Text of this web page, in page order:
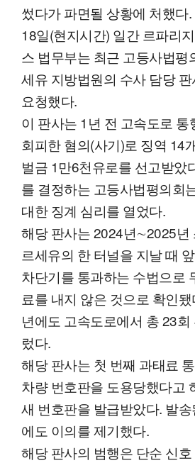
썼다가 파면될 상황에 처했다.
18일(현지시간) 일간 르파리
스 법무부는 최근 고등사법평
세유 지방법원의 수사 담당
요청했다.
이 판사는 1년 전 고속도로 통
회피한 혐의(사기)로 징역 14
벌금 1만6천유로를 선고받았
를 결정하는 고등사법평의회
대한 징계 심리를 열었다.
해당 판사는 2024년∼2025년
르세유의 한 터널을 지날 때
차단기를 통과하는 수법으로
료를 내지 않은 것으로 확인
년에도 고속도로에서 총 23
렀다.
해당 판사는 첫 번째 과태료
차량 번호판을 도용당했다고
새 번호판을 발급받았다. 발
에도 이의를 제기했다.
해당 판사의 범행은 단순 신